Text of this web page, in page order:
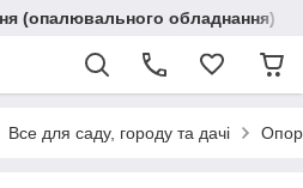
(опалювального обладнання)
Все для саду, городу та дачі